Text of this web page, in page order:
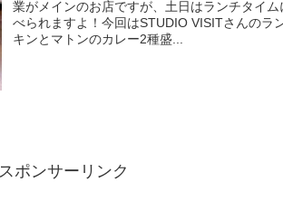
業がメインのお店ですが、土日はランチタイ
べられますよ！今回はSTUDIO VISITさんのラ
キンとマトンのカレー2種盛...
スポンサーリンク